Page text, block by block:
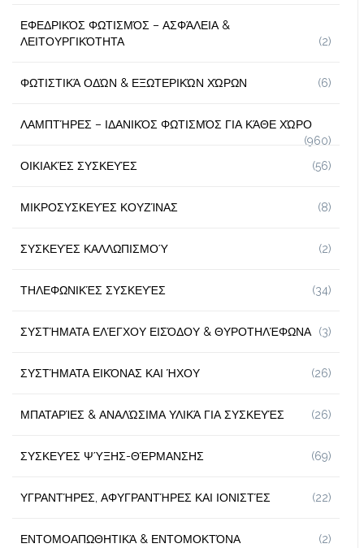
ΕΦΕΔΡΙΚΌΣ ΦΩΤΙΣΜΌΣ – ΑΣΦΆΛΕΙΑ &
ΛΕΙΤΟΥΡΓΙΚΌΤΗΤΑ
(2)
ΦΩΤΙΣΤΙΚΆ ΟΔΏΝ & ΕΞΩΤΕΡΙΚΏΝ ΧΏΡΩΝ (6)
ΛΑΜΠΤΉΡΕΣ – ΙΔΑΝΙΚΌΣ ΦΩΤΙΣΜΌΣ ΓΙΑ ΚΆΘΕ ΧΏΡΟ
(960)
ΟΙΚΙΑΚΈΣ ΣΥΣΚΕΥΈΣ
(56)
ΜΙΚΡΟΣΥΣΚΕΥΈΣ ΚΟΥΖΊΝΑΣ (8)
ΣΥΣΚΕΥΈΣ ΚΑΛΛΩΠΙΣΜΟΎ (2)
ΤΗΛΕΦΩΝΙΚΈΣ ΣΥΣΚΕΥΈΣ (34)
ΣΥΣΤΉΜΑΤΑ ΕΛΈΓΧΟΥ ΕΙΣΌΔΟΥ & ΘΥΡΟΤΗΛΈΦΩΝΑ (3)
ΣΥΣΤΉΜΑΤΑ ΕΙΚΌΝΑΣ ΚΑΙ ΉΧΟΥ (26)
ΜΠΑΤΑΡΊΕΣ & ΑΝΑΛΏΣΙΜΑ ΥΛΙΚΆ ΓΙΑ ΣΥΣΚΕΥΈΣ (26)
ΣΥΣΚΕΥΈΣ ΨΎΞΗΣ-ΘΈΡΜΑΝΣΗΣ (69)
ΥΓΡΑΝΤΉΡΕΣ, ΑΦΥΓΡΑΝΤΉΡΕΣ ΚΑΙ ΙΟΝΙΣΤΈΣ (22)
ΕΝΤΟΜΟΑΠΩΘΗΤΙΚΆ & ΕΝΤΟΜΟΚΤΌΝΑ (2)